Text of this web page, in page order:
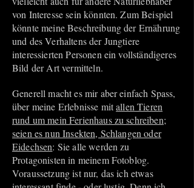
von Interesse sein könnten. Zum Beispiel
könnte meine Beschreibung der Ernährung
und des Verhaltens der Jungtiere
interessierten Personen ein vollständigeres
Bild der Art vermitteln.
Generell macht es mir aber einfach Spass,
über meine Erlebnisse mitallen Tieren
rund um mein Ferienhaus zu schreiben;
seien es nun Insekten, Schlangen oder
Eidechsen: Sie alle werden zu
Protagonisten in meinem Fotoblog.
Voraussetzung ist nur, das ich etwas